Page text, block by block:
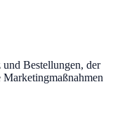
Bestellungen, der